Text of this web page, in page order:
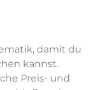
damit du
kannst.
Preis- und